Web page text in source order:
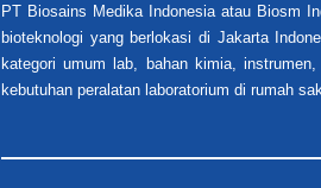
PT Biosains Medika Indonesia atau Biosm
bioteknologi yang berlokasi di Jakarta
kategori umum lab, bahan kimia,
kebutuhan peralatan laboratorium di rumah